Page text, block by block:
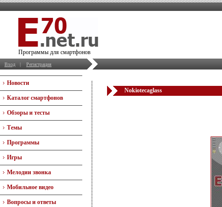
Программы для смартфонов
Вход | Регистрация
Новости
Каталог смартфонов
Обзоры и тесты
Темы
Программы
Игры
Мелодии звонка
Мобильное видео
Вопросы и ответы
Nokiotecaglass